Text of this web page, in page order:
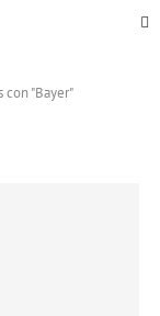
con "Bayer"